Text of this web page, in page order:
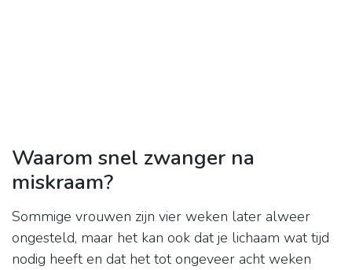
Waarom snel zwanger na
miskraam?
Sommige vrouwen zijn vier weken later alweer
ongesteld, maar het kan ook dat je lichaam wat tijd
nodig heeft en dat het tot ongeveer acht weken